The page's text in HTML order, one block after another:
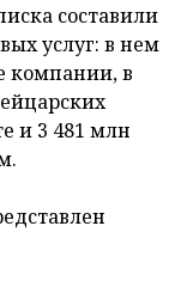
составили
услуг: в нем
компании, в
и 3 481 млн